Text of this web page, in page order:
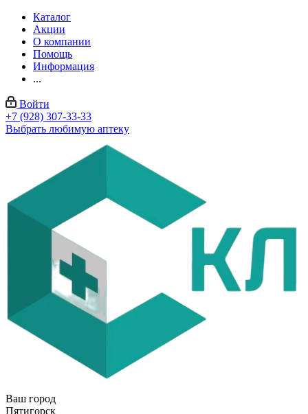
Каталог
Акции
О компании
Помощь
Информация
...
Войти
+7 (928) 307-33-33
Выбрать любимую аптеку
Ваш город
Пятигорск